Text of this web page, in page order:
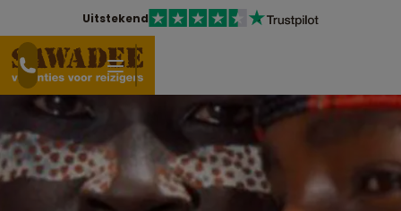
Uitstekend